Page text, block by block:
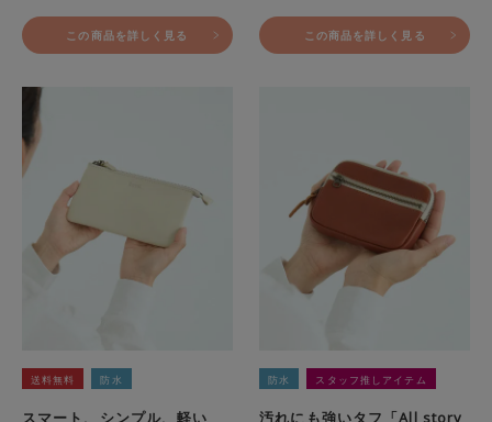
この商品を詳しく見る この商品を詳しく見る
送料無料 防水
スマート、シンプル、軽い
防水 スタッフ推しアイテム
汚れにも強いタフ「All story